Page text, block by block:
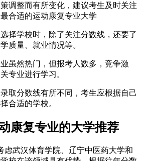
调整而有所变化，建议考生及时关注
合适的运动康复专业大学
择学校时，除了关注分数线，还要了
质量、就业情况等。
虽然热门，但报考人数多，竞争激
专业进行学习。
取分数线有所不同，考生应根据自己
合适的学校。
康复专业的大学推荐
虑武汉体育学院、辽宁中医药大学和